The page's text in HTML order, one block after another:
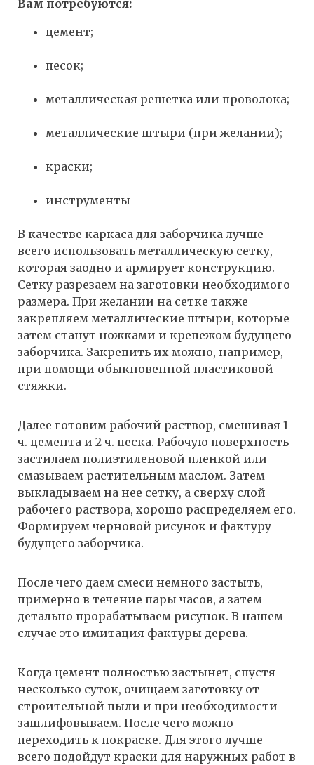
Вам потребуются:
цемент;
песок;
металлическая решетка или проволока;
металлические штыри (при желании);
краски;
инструменты
В качестве каркаса для заборчика лучше
всего использовать металлическую сетку,
которая заодно и армирует конструкцию.
Сетку разрезаем на заготовки необходимого
размера. При желании на сетке также
закрепляем металлические штыри, которые
затем станут ножками и крепежом будущего
заборчика. Закрепить их можно, например,
при помощи обыкновенной пластиковой
стяжки.
Далее готовим рабочий раствор, смешивая 1
ч. цемента и 2 ч. песка. Рабочую поверхность
застилаем полиэтиленовой пленкой или
смазываем растительным маслом. Затем
выкладываем на нее сетку, а сверху слой
рабочего раствора, хорошо распределяем его.
Формируем черновой рисунок и фактуру
будущего заборчика.
После чего даем смеси немного застыть,
примерно в течение пары часов, а затем
детально прорабатываем рисунок. В нашем
случае это имитация фактуры дерева.
Когда цемент полностью застынет, спустя
несколько суток, очищаем заготовку от
строительной пыли и при необходимости
зашлифовываем. После чего можно
переходить к покраске. Для этого лучше
всего подойдут краски для наружных работ в